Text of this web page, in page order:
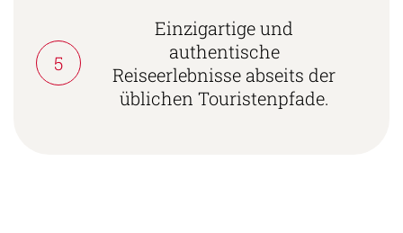
5
Einzigartige und
authentische
Reiseerlebnisse abseits der
üblichen Touristenpfade.